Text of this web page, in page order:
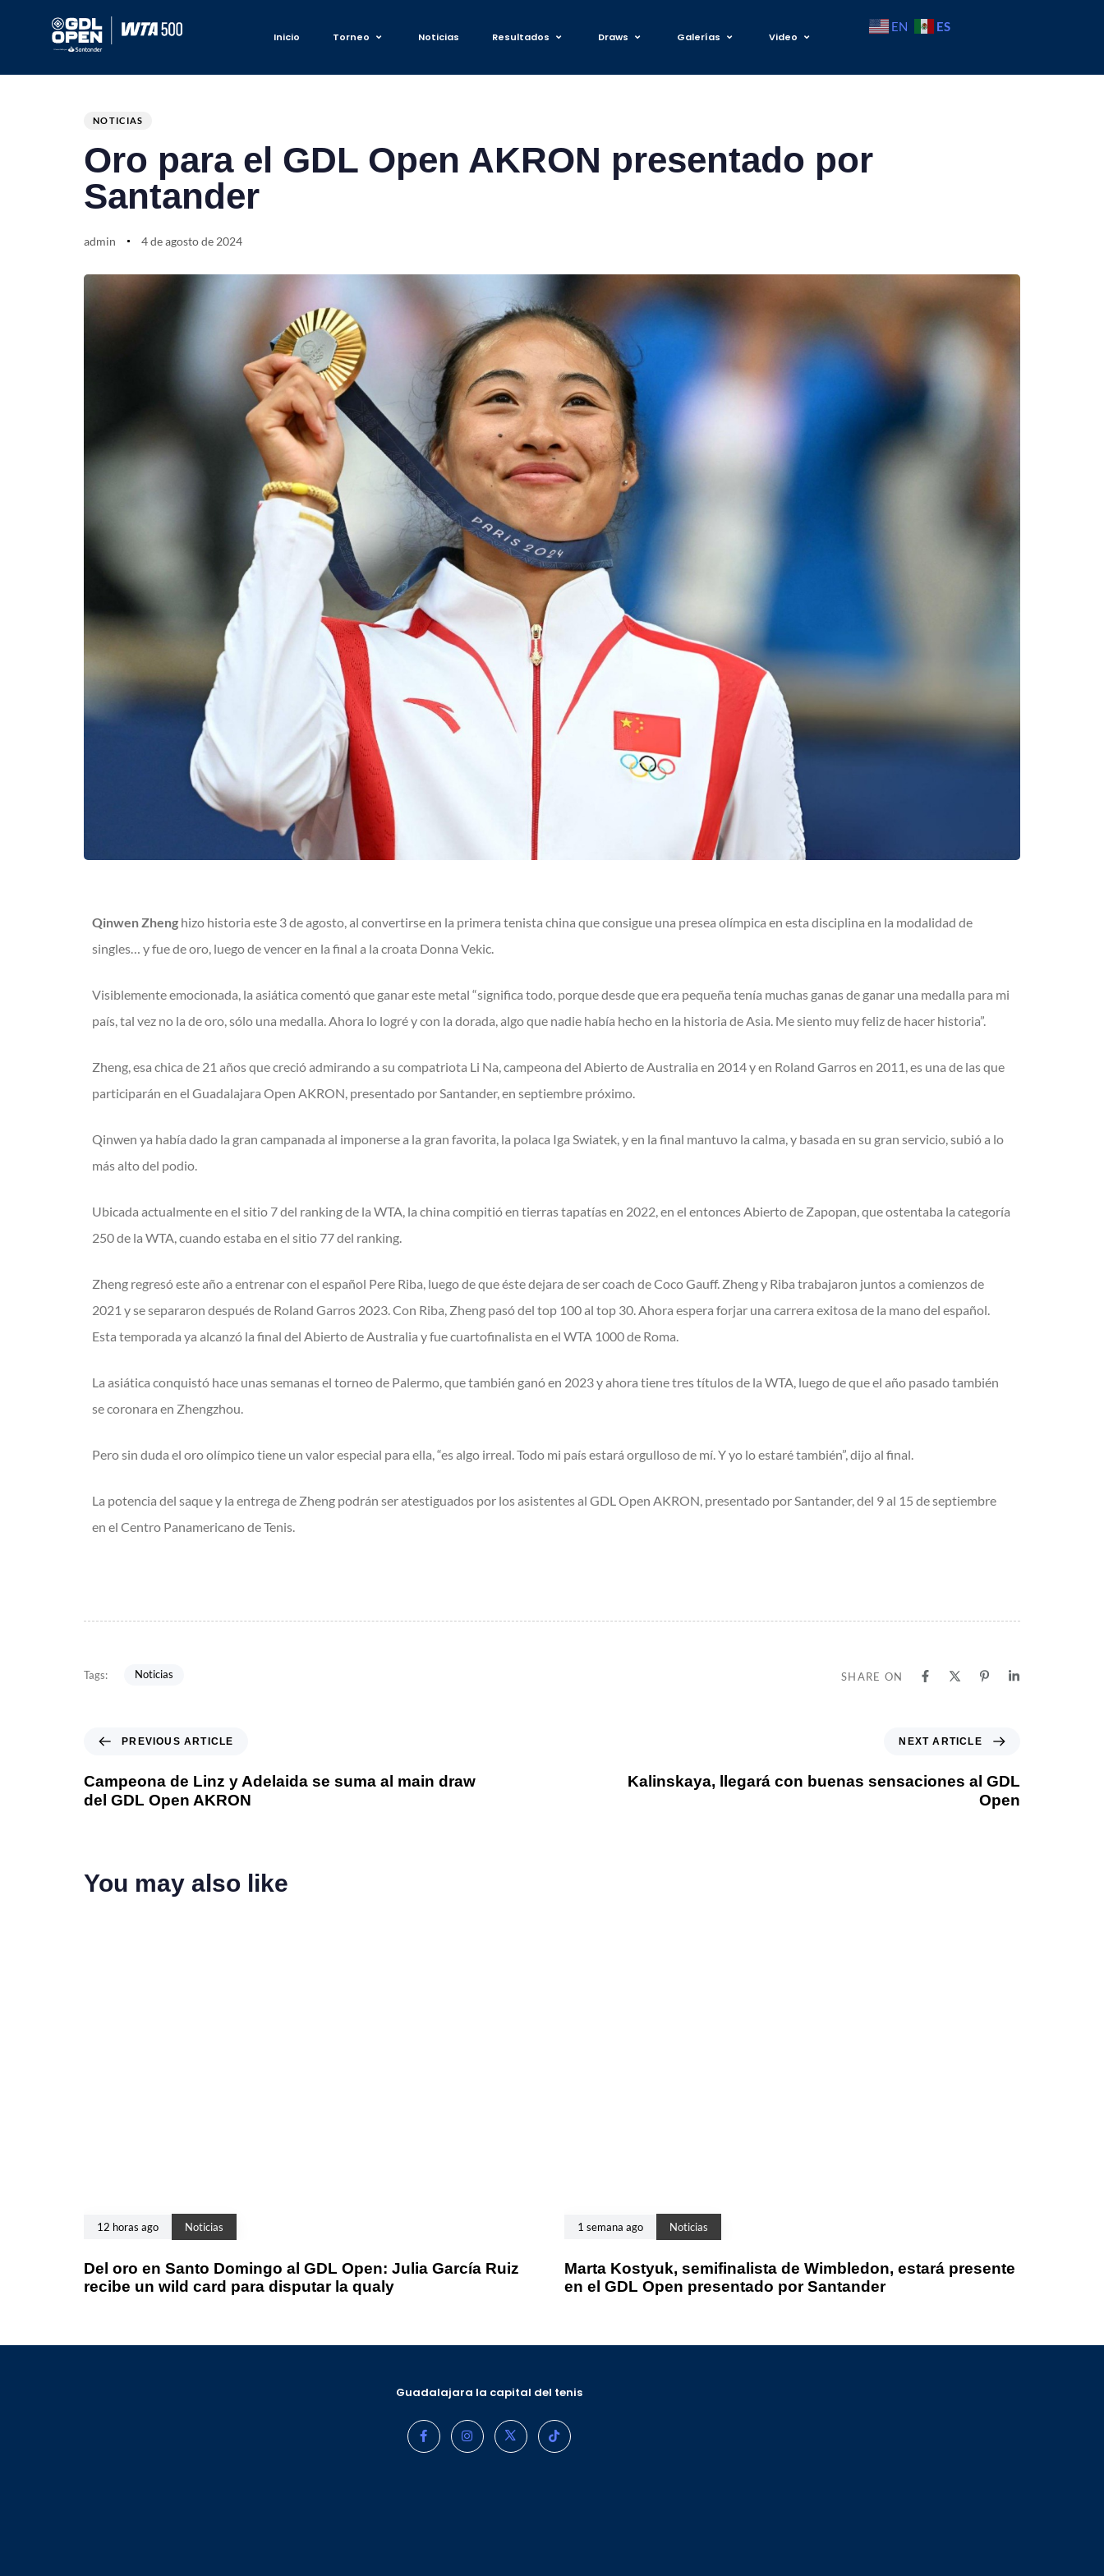
Inicio Torneo Noticias Resultados Draws Galerías Video
EN ES
NOTICIAS
Oro para el GDL Open AKRON presentado por
Santander
admin 4 de agosto de 2024
Qinwen Zheng hizo historia este 3 de agosto, al convertirse en la primera tenista china que consigue una presea olímpica en esta disciplina en la modalidad de
singles… y fue de oro, luego de vencer en la final a la croata Donna Vekic.
Visiblemente emocionada, la asiática comentó que ganar este metal “significa todo, porque desde que era pequeña tenía muchas ganas de ganar una medalla para mi
país, tal vez no la de oro, sólo una medalla. Ahora lo logré y con la dorada, algo que nadie había hecho en la historia de Asia. Me siento muy feliz de hacer historia”.
Zheng, esa chica de 21 años que creció admirando a su compatriota Li Na, campeona del Abierto de Australia en 2014 y en Roland Garros en 2011, es una de las que
participarán en el Guadalajara Open AKRON, presentado por Santander, en septiembre próximo.
Qinwen ya había dado la gran campanada al imponerse a la gran favorita, la polaca Iga Swiatek, y en la final mantuvo la calma, y basada en su gran servicio, subió a lo
más alto del podio.
Ubicada actualmente en el sitio 7 del ranking de la WTA, la china compitió en tierras tapatías en 2022, en el entonces Abierto de Zapopan, que ostentaba la categoría
250 de la WTA, cuando estaba en el sitio 77 del ranking.
Zheng regresó este año a entrenar con el español Pere Riba, luego de que éste dejara de ser coach de Coco Gauff. Zheng y Riba trabajaron juntos a comienzos de
2021 y se separaron después de Roland Garros 2023. Con Riba, Zheng pasó del top 100 al top 30. Ahora espera forjar una carrera exitosa de la mano del español.
Esta temporada ya alcanzó la final del Abierto de Australia y fue cuartofinalista en el WTA 1000 de Roma.
La asiática conquistó hace unas semanas el torneo de Palermo, que también ganó en 2023 y ahora tiene tres títulos de la WTA, luego de que el año pasado también
se coronara en Zhengzhou.
Pero sin duda el oro olímpico tiene un valor especial para ella, “es algo irreal. Todo mi país estará orgulloso de mí. Y yo lo estaré también”, dijo al final.
La potencia del saque y la entrega de Zheng podrán ser atestiguados por los asistentes al GDL Open AKRON, presentado por Santander, del 9 al 15 de septiembre
en el Centro Panamericano de Tenis.
Tags: Noticias SHARE ON
PREVIOUS ARTICLE
Campeona de Linz y Adelaida se suma al main draw
del GDL Open AKRON
NEXT ARTICLE
Kalinskaya, llegará con buenas sensaciones al GDL
Open
You may also like
12 horas ago Noticias
Del oro en Santo Domingo al GDL Open: Julia García Ruiz
recibe un wild card para disputar la qualy
1 semana ago Noticias
Marta Kostyuk, semifinalista de Wimbledon, estará presente
en el GDL Open presentado por Santander
Guadalajara la capital del tenis